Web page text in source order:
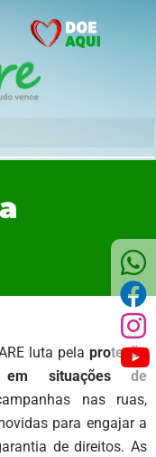
luta pela proteção
situações de
nas ruas,
para engajar a
de direitos. As